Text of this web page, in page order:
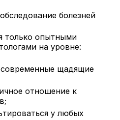
болезней
только опытными
на уровне:
щадящие
отношение к
у любых